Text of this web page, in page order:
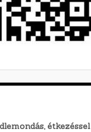
étkezéssel